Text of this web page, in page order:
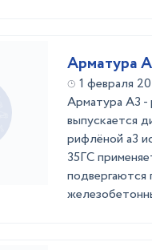
Арматура
1 февраля
Арматура А3 -
выпускается
рифлёной а3
35ГС
подвергаются